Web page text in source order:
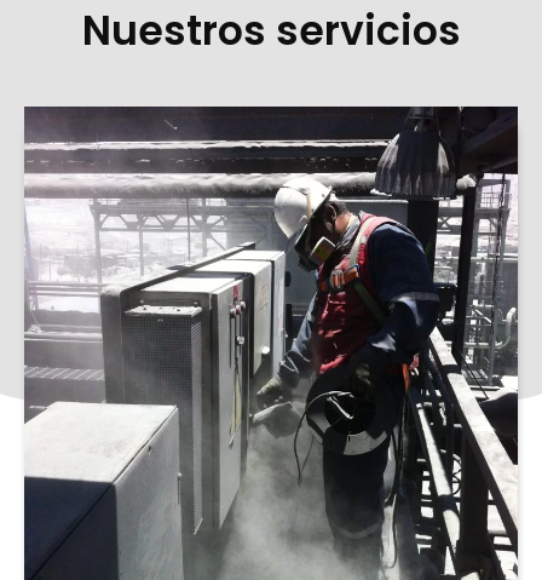
Nuestros servicios